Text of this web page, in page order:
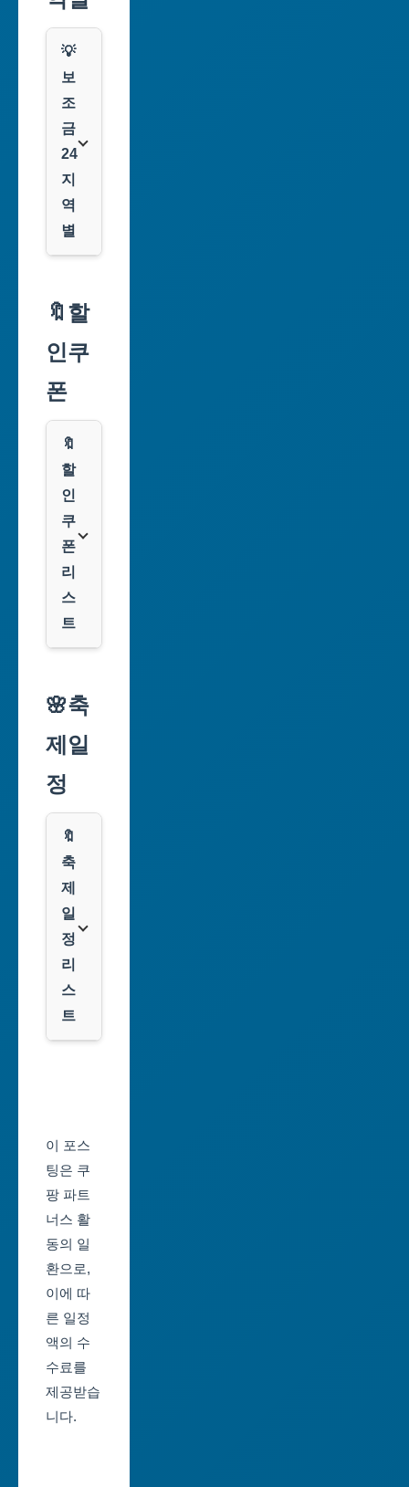
💡
보
조
금
24
지
역
별
울
특
별
부
산
광
역
시
대
인
광
역
주
광
역
시
대
전
광
광
역
시
세
종
특
🔖할
인쿠
폰
🔖
할
인
쿠
폰
리
스
트
리
스
레
쿠
팡
클
룩
🌸축
제일
정
🔖
축
제
일
정
리
스
트
일
정
부
산
제
대
구
이 포스
팅은 쿠
팡 파트
너스 활
동의 일
환으로,
이에 따
른 일정
액의 수
수료를
제공받습
니다.